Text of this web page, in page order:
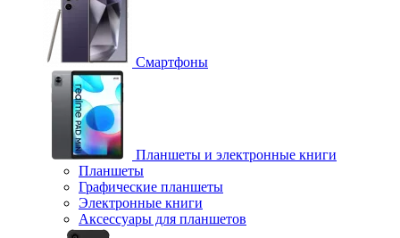
Смартфоны
Планшеты и электронные книги
Планшеты
Графические планшеты
Электронные книги
Аксессуары для планшетов